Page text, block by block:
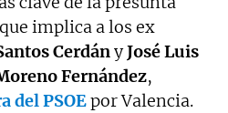
implica a los ex
CerdányJosé Luis
Fernández,
del PSOEpor Valencia.